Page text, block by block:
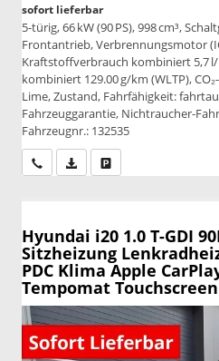
sofort lieferbar
5-türig, 66 kW (90 PS), 998 cm³,
Frontantrieb, Verbrennungsmotor
Kraftstoffverbrauch kombiniert 5,7 l/
kombiniert 129.00 g/km (WLTP),
Lime, Zustand, Fahrfähigkeit:
Fahrzeuggarantie, Nichtraucher-
Fahrzeugnr.: 132535
Wir rufen Sie anPDF-Datei, Fahrzeugexposé
Hyundai i20 1.0 T-GDI
Sitzheizung
PDC Klima Apple
Tempomat Touchscreen